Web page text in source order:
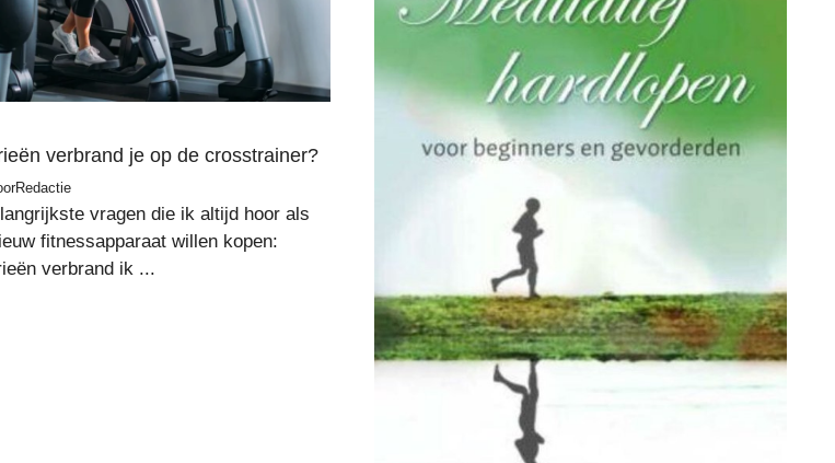
verbrand je op de crosstrainer?
Redactie
vragen die ik altijd hoor als
fitnessapparaat willen kopen:
verbrand ik ...